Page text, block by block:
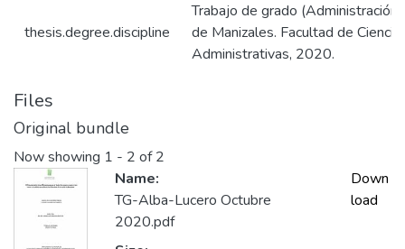
thesis.degree.discipline
Trabajo de grado
de Manizales. Facultad de
Administrativas, 2020.
Files
Original bundle
Now showing 1 - 2 of 2
Name:
TG-Alba-Lucero Octubre
2020.pdf
Down
load